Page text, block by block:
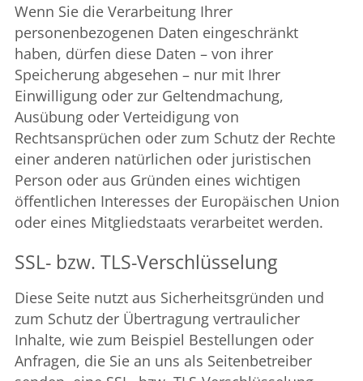
Wenn Sie die Verarbeitung Ihrer
personenbezogenen Daten eingeschränkt
haben, dürfen diese Daten – von ihrer
Speicherung abgesehen – nur mit Ihrer
Einwilligung oder zur Geltendmachung,
Ausübung oder Verteidigung von
Rechtsansprüchen oder zum Schutz der Rechte
einer anderen natürlichen oder juristischen
Person oder aus Gründen eines wichtigen
öffentlichen Interesses der Europäischen Union
oder eines Mitgliedstaats verarbeitet werden.
SSL- bzw. TLS-Verschlüsselung
Diese Seite nutzt aus Sicherheitsgründen und
zum Schutz der Übertragung vertraulicher
Inhalte, wie zum Beispiel Bestellungen oder
Anfragen, die Sie an uns als Seitenbetreiber